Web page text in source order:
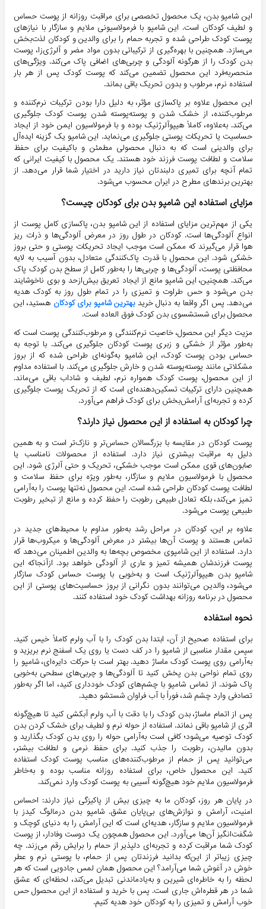
این شامپو بدن، یک محصول تخصصی برای مراقبت روزانه از پوست حساس
و لطیف کودکان است. این شامپو با فرمولاسیونی ملایم و سازگار با نیازهای
پوست کودک طراحی شده و تجربه حمام را برای والدین و کودکان لذت‌بخش
می‌سازد. همچنین با بهره‌گیری از ترکیباتی بدون مواد مضر و آلرژی‌زا، پوست
بدن کودک را از هرگونه آلودگی و چربی‌های اضافی پاک می‌کند. ویژگی‌های
منحصربه‌فرد این محصول تضمین می‌کند که پوست کودک پس از هر بار
استفاده نرم، مرطوب و بدون تحریک باقی بماند.
این محصول علاوه بر پاکسازی مؤثر، به دلیل دارا بودن ترکیبات نرم‌کننده و
مرطوب‌کننده، از خشک شدن و پوسته‌پوسته شدن پوست کودک جلوگیری
می‌کند. به‌علاوه، کاملاً هیپوآلرژنیک بوده و با فرمولاسیون ایمن خود از ایجاد
حساسیت یا تحریکات پوستی جلوگیری می‌نماید. این شامپو یک گزینه ایده‌آل
برای والدینی است که به دنبال محصولی مطمئن و باکیفیت برای حفظ
سلامت و لطافت پوست فرزند خود هستند. یک محصول با کیفیت ایرانی که
تمام آنچه برای تمیری دلبندتان نیاز دارید در اختیار شما قرار می‌دهد. از
بهترین برندهای مطرح در ایران محسوب می‌شود.
مزایای استفاده این شامپو بدن برای کودکان چیست؟
یکی از مهم‌ترین مزایای استفاده از این شامپو بدن، پاکسازی کامل پوست از
انواع آلودگی‌ها است. کودکان در طول روز در معرض آلودگی‌ها و ذرات ریز
هوا قرار می‌گیرند که ممکن است موجب ایجاد تحریکات پوستی و حتی بروز
خشکی شود. این محصول با قدرت پاک‌کنندگی متعادل، بدون آسیب به لایه
محافظتی پوست، آلودگی‌ها و چربی‌ها را به‌طور کامل از سطح بدن کودک پاک
می‌کند. همچنین، این شامپو مانع از ایجاد تعریق بیش‌ازحد و بوی ناخوشایند
بدن می‌شود و حس طراوت و تمیزی را در تمام طول روز به کودک هدیه
می‌دهد. پس اگر واقعا به دنبال خریدبهترین شامپو برای کودکان هستید، این
محصول برای شستشسوی بدن کودک فوق العاده است.
مزیت دیگر این محصول، خاصیت نرم‌کنندگی و مرطوب‌کنندگی پوست است که
به‌طور مؤثر از خشکی و زبری پوست کودکان جلوگیری می‌کند. با توجه به
حساس بودن پوست کودک، این شامپو به‌گونه‌ای طراحی شده که از بروز
مشکلاتی مانند پوسته‌پوسته شدن و خارش جلوگیری می‌کند. با استفاده مداوم
از این محصول، پوست کودک همواره نرم، لطیف و شاداب باقی می‌ماند.
همچنین دارای ترکیبات تسکین‌دهنده‌ای است که از تحریک پوست جلوگیری
کرده و تجربه‌ای آرامش‌بخش برای کودک فراهم می‌آورد.
چرا کودکان به استفاده از این محصول نیاز دارند؟
پوست کودکان در مقایسه با بزرگسالان حساس‌تر و نازک‌تر است و به همین
دلیل به مراقبت بیشتری نیاز دارد. استفاده از محصولات نامناسب یا
صابون‌های قوی ممکن است موجب خشکی، تحریک و حتی آلرژی شود. این
محصول با فرمولاسیون ملایم و سازگار، به‌طور ویژه برای حفظ سلامت و
لطافت پوست کودکان طراحی شده است. این محصول نه‌تنها پوست را به‌آرامی
تمیز می‌کند، بلکه تعادل طبیعی رطوبت را حفظ کرده و مانع از تبخیر رطوبت
طبیعی پوست می‌شود.
علاوه بر این، کودکان در مراحل رشد به‌طور مداوم با محیط‌های جدید در
تماس هستند و پوست آن‌ها بیشتر در معرض آلودگی‌ها و میکروب‌ها قرار
دارد. استفاده از این شامپوی مخصوص بچه‌ها به والدین اطمینان می‌دهد که
پوست فرزندشان همیشه تمیز و عاری از آلودگی خواهد بود. ازآنجاکه این
شامپو بدن هیپوآلرژنیک است و به‌خوبی با پوست حساس کودک سازگار
می‌شود، والدین می‌توانند بدون نگرانی از بروز حساسیت‌های پوستی از این
محصول در برنامه روزانه بهداشت کودک خود استفاده کنند.
نحوه استفاده
برای استفاده صحیح از آن، ابتدا بدن کودک را با آب ولرم کاملاً خیس کنید.
سپس مقدار مناسبی از شامپو را در کف دست یا روی یک اسفنج نرم بریزید و
به‌آرامی روی پوست کودک ماساژ دهید. بهتر است با حرکات دایره‌ای، شامپو را
روی تمام نواحی بدن پخش کنید تا آلودگی‌ها و چربی‌های سطحی به‌خوبی
پاک شوند. از تماس شامپو با چشم‌های کودک خودداری کنید، اما اگر به‌طور
تصادفی وارد چشم شد، فوراً با آب فراوان شستشو دهید.
پس از اتمام ماساژ، بدن کودک را با دقت با آب ولرم آبکشی کنید تا هیچ‌گونه
اثری از شامپو باقی نماند. استفاده از حوله نرم و لطیف برای خشک کردن بدن
کودک توصیه می‌شود؛ کافی است به‌آرامی حوله را روی بدن کودک بگذارید و
بدون مالیدن، رطوبت را جذب کنید. برای حفظ نرمی و لطافت بیشتر،
می‌توانید پس از حمام از مرطوب‌کننده‌های مناسب پوست کودک استفاده
کنید. این محصول خاص، برای استفاده روزانه مناسب بوده و به‌خاطر
فرمولاسیون ملایم خود هیچ‌گونه آسیبی به پوست کودک وارد نمی‌کند.
در پایان هر روز، کودکان ما به چیزی بیش از پاکیزگی نیاز دارند: احساس
امنیت، آرامش و نوازش‌های بی‌پایان عشق. شامپو بدن درمالوگ کیدز با
فرمولاسیون ملایم و سازگار، هدیه‌ای است که این آرامش را به دنیای کوچک و
شگفت‌انگیز آن‌ها می‌آورد. این محصول همچون یک دوست وفادار، از پوست
کودک شما مراقبت کرده و تجربه‌ای دلپذیر از حمام را برایش رقم می‌زند. چه
چیزی زیباتر از این‌که بدانید فرزندتان پس از حمام، با پوستی نرم و عطر
خوش در آغوش شما می‌آرامد؟ این محصول همان لمس جادویی است که هر
لحظه را به خاطره‌ای شیرین و به‌یادماندنی تبدیل می‌کند، لحظه‌ای که عشق
شما در هر قطره‌اش جاری است. پس با خرید و استفاده از این محصول حس
خوب آرامش و تمیزی را به کودکان خود هدیه کنیم.